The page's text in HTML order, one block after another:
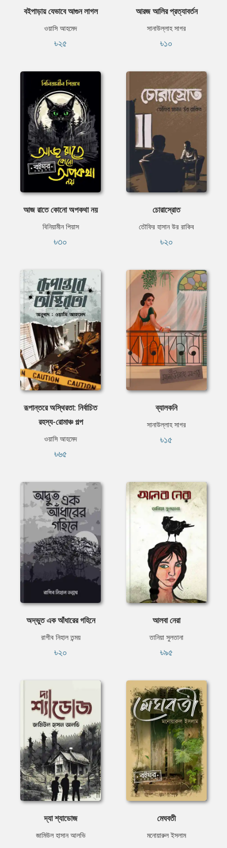
বইপাড়ায় যেভাবে আগুন লাগল
ওয়াসি আহমেদ
৳২৫
আরজ আলির প্রত্যাবর্তন
সানাউল্লাহ সাগর
৳১০
আজ রাতে কোনো অপকথা নয়
বিনিয়ামীন পিয়াস
৳৩০
চোরাস্রোত
তৌফির হাসান উর রাকিব
৳২০
রূপান্তরে অস্থিরতা: নির্বাচিত
রহস্য-রোমাঞ্চ গল্প
ওয়াসি আহমেদ
৳৬৫
ব্যালকনি
সানাউল্লাহ সাগর
৳১৫
অদ্ভুত এক আঁধারের গহিনে
রাগীব নিহাল তন্ময়
৳২০
আলবা নেরা
তানিয়া সুলতানা
৳৯৫
দ্যা শ্যাডোজ
জামিউল হাসান আলভি
মেঘবতী
মনোয়ারুল ইসলাম